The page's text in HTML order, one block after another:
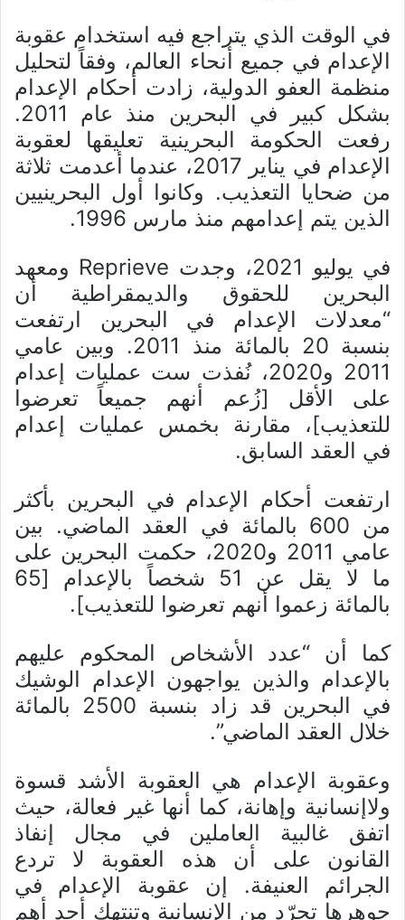
في الوقت الذي يتراجع فيه استخدام عقوبة
الإعدام في جميع أنحاء العالم، وفقاً لتحليل
منظمة العفو الدولية، زادت أحكام الإعدام
بشكل كبير في البحرين منذ عام 2011.
رفعت الحكومة البحرينية تعليقها لعقوبة
الإعدام في يناير 2017، عندما أعدمت ثلاثة
من ضحايا التعذيب. وكانوا أول البحرينيين
الذين يتم إعدامهم منذ مارس 1996.
في يوليو 2021، وجدت Reprieve ومعهد
البحرين للحقوق والديمقراطية أن
“معدلات الإعدام في البحرين ارتفعت
بنسبة 20 بالمائة منذ 2011. وبين عامي
2011 و2020، نُفذت ست عمليات إعدام
على الأقل [زُعم أنهم جميعاً تعرضوا
للتعذيب]، مقارنة بخمس عمليات إعدام
في العقد السابق.
ارتفعت أحكام الإعدام في البحرين بأكثر
من 600 بالمائة في العقد الماضي. بين
عامي 2011 و2020، حكمت البحرين على
ما لا يقل عن 51 شخصاً بالإعدام [65
بالمائة زعموا أنهم تعرضوا للتعذيب].
كما أن “عدد الأشخاص المحكوم عليهم
بالإعدام والذين يواجهون الإعدام الوشيك
في البحرين قد زاد بنسبة 2500 بالمائة
خلال العقد الماضي”.
وعقوبة الإعدام هي العقوبة الأشد قسوة
ولاإنسانية وإهانة، كما أنها غير فعالة، حيث
اتفق غالبية العاملين في مجال إنفاذ
القانون على أن هذه العقوبة لا تردع
الجرائم العنيفة. إن عقوبة الإعدام في
جوهرها تجرّد من الإنسانية وتنتهك أحد أهم